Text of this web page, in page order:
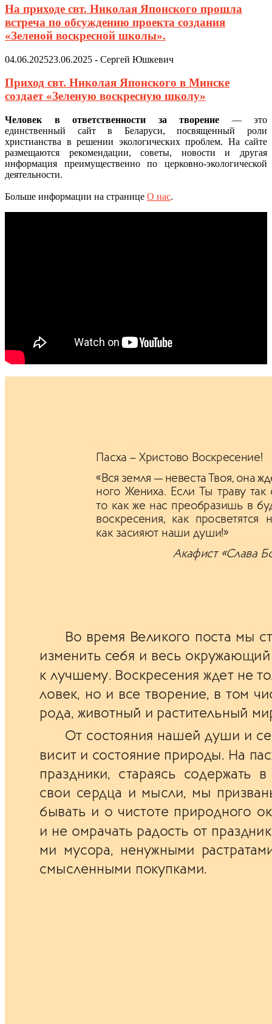
На приходе свт. Николая Японского прошла
встреча по обсуждению проекта создания
«Зеленой воскресной школы».
04.06.202523.06.2025 - Сергей Юшкевич
Приход свт. Николая Японского в Минске
создает «Зеленую воскресную школу»
Человек в ответственности за творение — это
единственный сайт в Беларуси, посвященный роли
христианства в решении экологических проблем. На сайте
размещаются рекомендации, советы, новости и другая
информация преимущественно по церковно-экологической
деятельности.
Больше информации на странице О нас.